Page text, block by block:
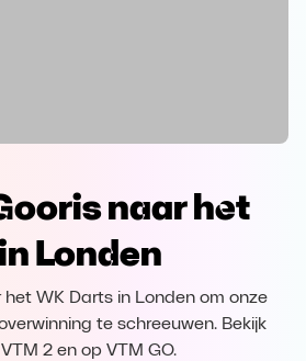
Edge Download
Download
naar het
Londen
WK Darts in Londen om onze
te schreeuwen. Bekijk
2 en op VTM GO.